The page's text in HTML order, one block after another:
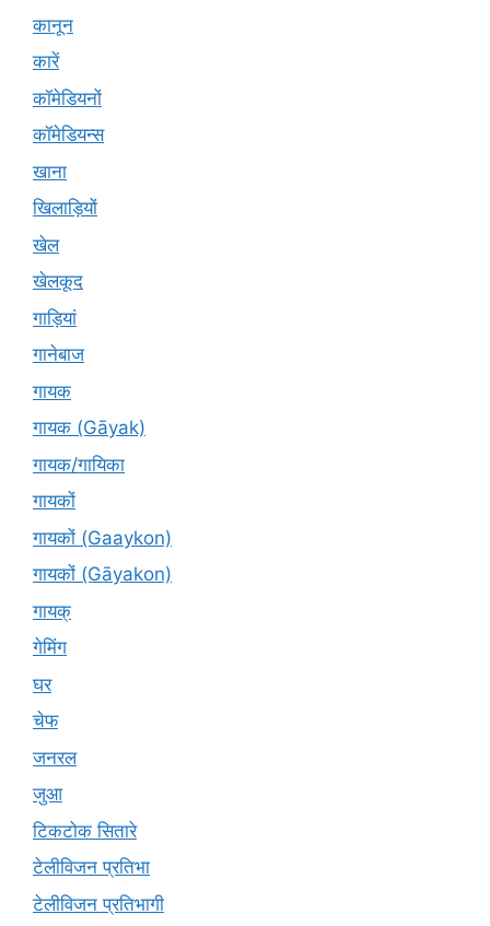
कानून
कारें
कॉमेडियनों
कॉमेडियन्स
खाना
खिलाड़ियों
खेल
खेलकूद
गाड़ियां
गानेबाज
गायक
गायक (Gāyak)
गायक/गायिका
गायकों
गायकों (Gaaykon)
गायकों (Gāyakon)
गायक्
गेमिंग
घर
चेफ
जनरल
जुआ
टिकटोक सितारे
टेलीविजन प्रतिभा
टेलीविजन प्रतिभागी